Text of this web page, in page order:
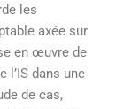
les
axée sur
en œuvre de
l’IS dans une
de cas,